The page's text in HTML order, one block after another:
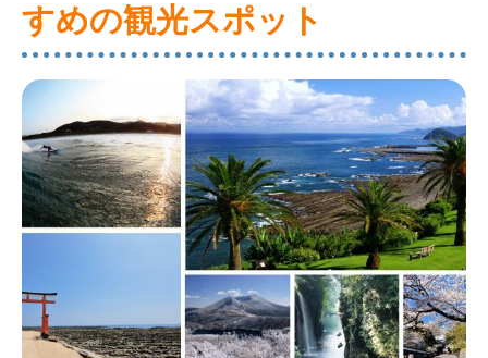
すめの観光スポット